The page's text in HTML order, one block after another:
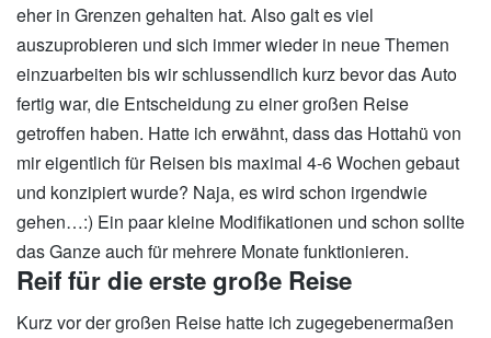
eher in Grenzen gehalten hat. Also galt es viel
auszuprobieren und sich immer wieder in neue Themen
einzuarbeiten bis wir schlussendlich kurz bevor das Auto
fertig war, die Entscheidung zu einer großen Reise
getroffen haben. Hatte ich erwähnt, dass das Hottahü von
mir eigentlich für Reisen bis maximal 4-6 Wochen gebaut
und konzipiert wurde? Naja, es wird schon irgendwie
gehen…:) Ein paar kleine Modifikationen und schon sollte
das Ganze auch für mehrere Monate funktionieren.
Reif für die erste große Reise
Kurz vor der großen Reise hatte ich zugegebenermaßen